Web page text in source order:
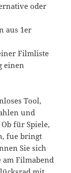
oder
aus 1er
Filmliste
einen
Tool,
und
für Spiele,
fue bringt
Sie sich
am Filmabend